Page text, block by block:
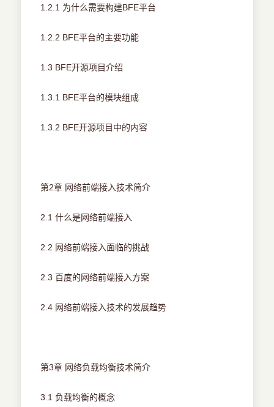
1.2.1 为什么需要构建BFE平台
1.2.2 BFE平台的主要功能
1.3 BFE开源项目介绍
1.3.1 BFE平台的模块组成
1.3.2 BFE开源项目中的内容
第2章 网络前端接入技术简介
2.1 什么是网络前端接入
2.2 网络前端接入面临的挑战
2.3 百度的网络前端接入方案
2.4 网络前端接入技术的发展趋势
第3章 网络负载均衡技术简介
3.1 负载均衡的概念